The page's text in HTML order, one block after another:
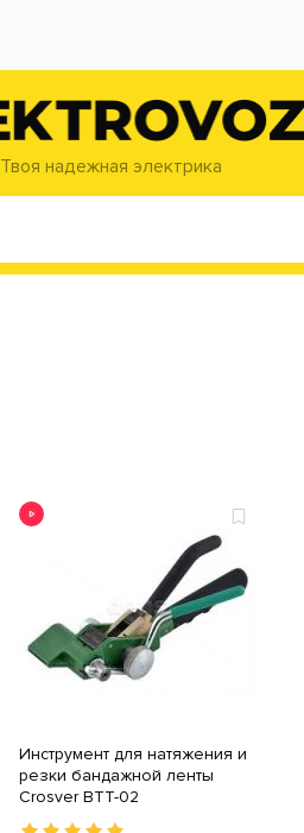
Твоя надежная электрика
Инструмент для натяжения и
резки бандажной ленты
Crosver BTT-02